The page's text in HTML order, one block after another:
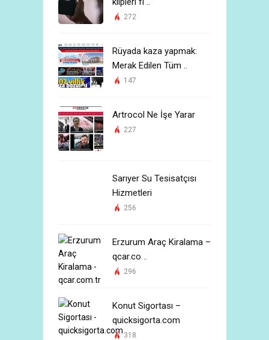
272
Rüyada kaza yapmak:
Merak Edilen Tüm ..
147
Artrocol Ne İşe Yarar
227
Sarıyer Su Tesisatçısı
Hizmetleri
256
Erzurum Araç Kiralama –
qcar.co ..
296
Konut Sigortası –
quicksigorta.com
318